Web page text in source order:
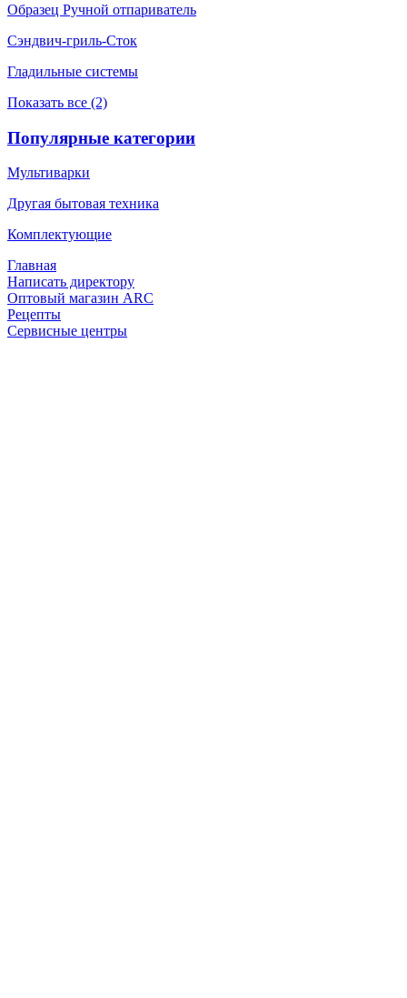
Образец Ручной отпариватель
Сэндвич-гриль-Сток
Гладильные системы
Показать все (2)
Популярные категории
Мультиварки
Другая бытовая техника
Комплектующие
Главная
Написать директору
Оптовый магазин ARC
Рецепты
Сервисные центры